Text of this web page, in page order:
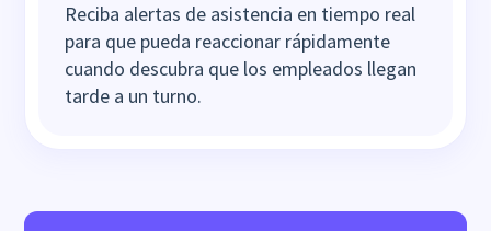
Reciba alertas de asistencia en tiempo real
para que pueda reaccionar rápidamente
cuando descubra que los empleados llegan
tarde a un turno.